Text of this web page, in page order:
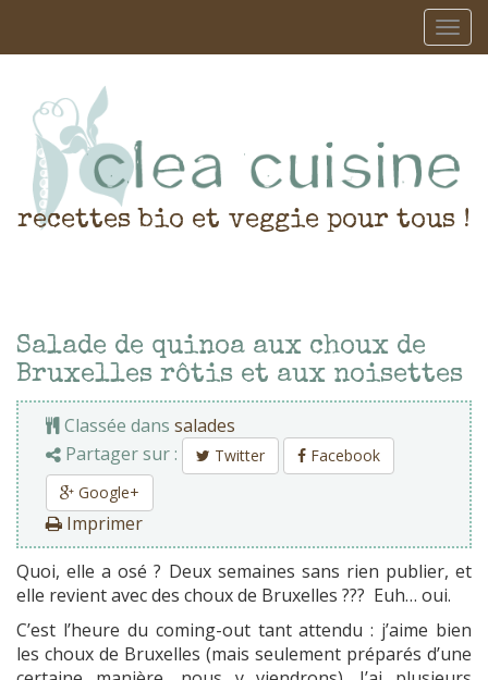
recettes bio et veggie pour tous !
Salade de quinoa aux choux de
Bruxelles rôtis et aux noisettes
Classée dans salades
Partager sur :
Twitter
Facebook
Google+
Imprimer
Quoi, elle a osé ? Deux semaines sans rien publier, et
elle revient avec des choux de Bruxelles ??? Euh… oui.
C’est l’heure du coming-out tant attendu : j’aime bien
les choux de Bruxelles (mais seulement préparés d’une